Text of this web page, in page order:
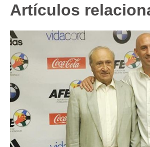
Artículos
La Fundación Dr. Pedro Guillén
en un proyecto de investigación
reparación de lesiones
deportistas